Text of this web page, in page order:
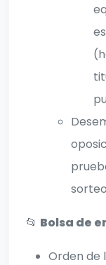
📂 Bolsa de
Orden de